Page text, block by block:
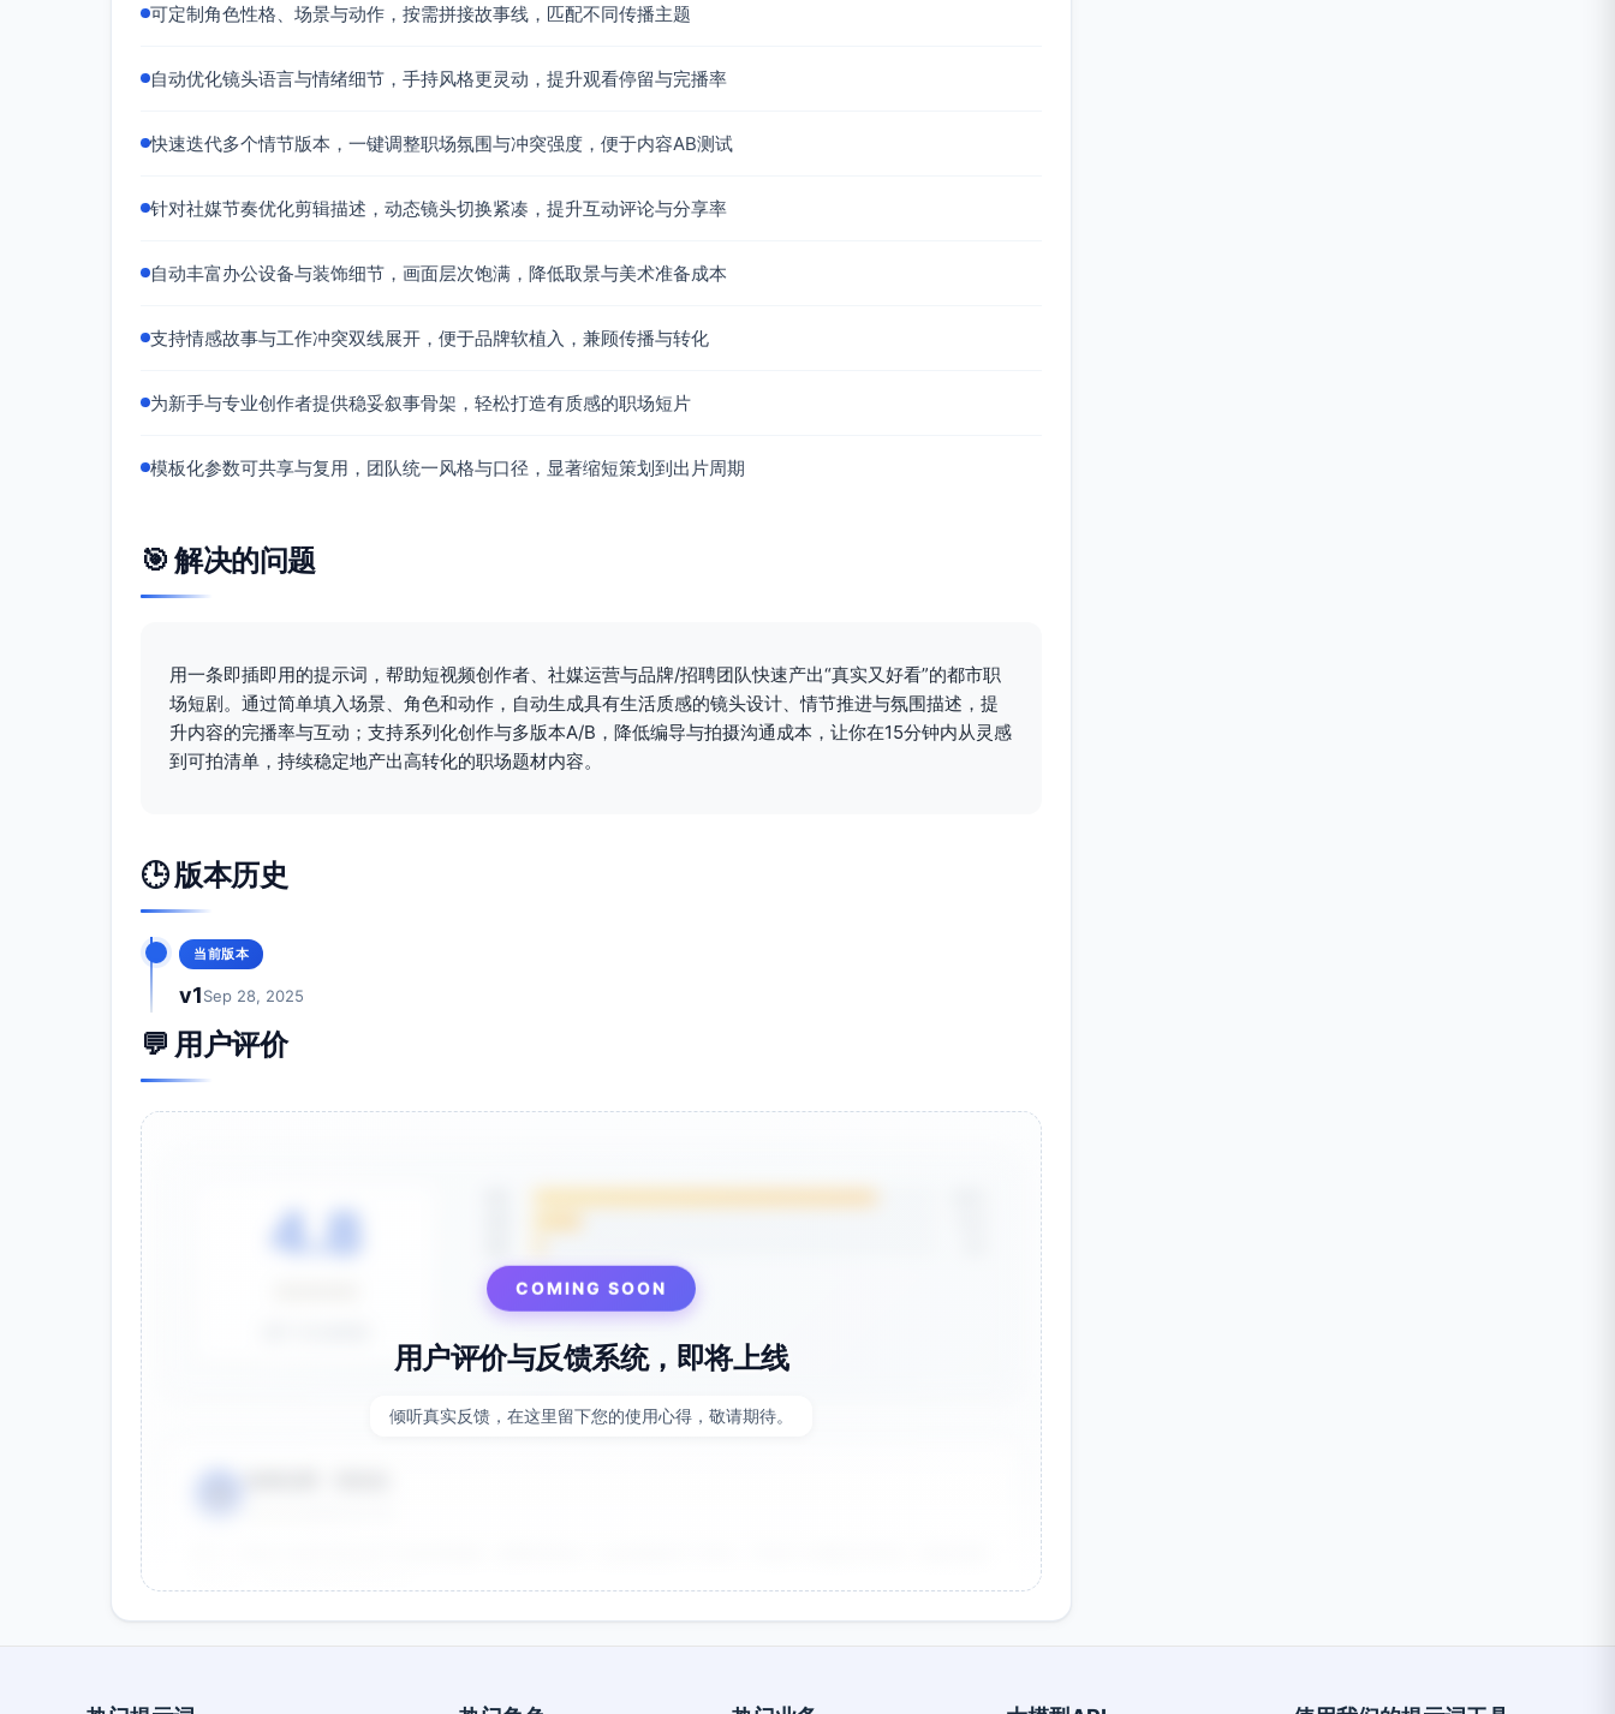
可定制角色性格、场景与动作，按需拼接故事线，匹配不同传播主题
自动优化镜头语言与情绪细节，手持风格更灵动，提升观看停留与完播率
快速迭代多个情节版本，一键调整职场氛围与冲突强度，便于内容AB测试
针对社媒节奏优化剪辑描述，动态镜头切换紧凑，提升互动评论与分享率
自动丰富办公设备与装饰细节，画面层次饱满，降低取景与美术准备成本
支持情感故事与工作冲突双线展开，便于品牌软植入，兼顾传播与转化
为新手与专业创作者提供稳妥叙事骨架，轻松打造有质感的职场短片
模板化参数可共享与复用，团队统一风格与口径，显著缩短策划到出片周期
🎯 解决的问题
用一条即插即用的提示词，帮助短视频创作者、社媒运营与品牌/招聘团队快速产出“真实又好看”的都市职
场短剧。通过简单填入场景、角色和动作，自动生成具有生活质感的镜头设计、情节推进与氛围描述，提
升内容的完播率与互动；支持系列化创作与多版本A/B，降低编导与拍摄沟通成本，让你在15分钟内从灵感
到可拍清单，持续稳定地产出高转化的职场题材内容。
🕒 版本历史
当前版本
v1Sep 28, 2025
💬 用户评价
4.8
COMING SOON
用户评价与反馈系统，即将上线
倾听真实反馈，在这里留下您的使用心得，敬请期待。